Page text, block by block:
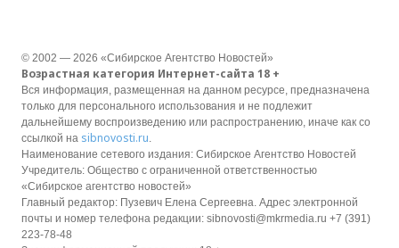
© 2002 — 2026 «Сибирское Агентство Новостей»
Возрастная категория Интернет-сайта 18 +
Вся информация, размещенная на данном ресурсе, предназначена
только для персонального использования и не подлежит
дальнейшему воспроизведению или распространению, иначе как со
ссылкой на sibnovosti.ru.
Наименование сетевого издания: Сибирское Агентство Новостей
Учредитель: Общество с ограниченной ответственностью
«Сибирское агентство новостей»
Главный редактор: Пузевич Елена Сергеевна. Адрес электронной
почты и номер телефона редакции: sibnovosti@mkrmedia.ru +7 (391)
223-78-48